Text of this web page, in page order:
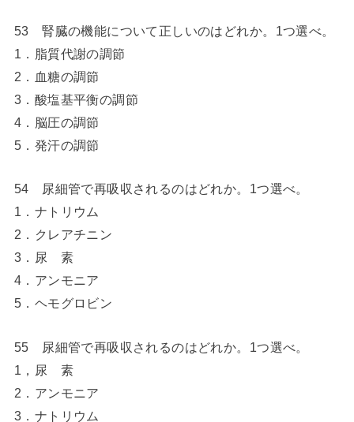
53 腎臓の機能について正しいのはどれか。1つ選べ。
1．脂質代謝の調節
2．血糖の調節
3．酸塩基平衡の調節
4．脳圧の調節
5．発汗の調節
54 尿細管で再吸収されるのはどれか。1つ選べ。
1．ナトリウム
2．クレアチニン
3．尿 素
4．アンモニア
5．ヘモグロビン
55 尿細管で再吸収されるのはどれか。1つ選べ。
1，尿 素
2．アンモニア
3．ナトリウム